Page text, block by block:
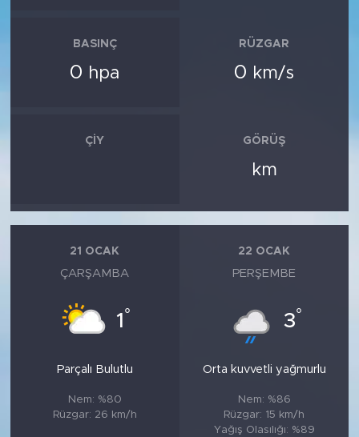
BASINÇ
0 hpa
RÜZGAR
0 km/s
ÇIY GÖRÜŞ
km
21 OCAK
ÇARŞAMBA
1 °
Parçalı Bulutlu
Nem: %80
Rüzgar: 26 km/h
22 OCAK
PERŞEMBE
3°
Orta kuvvetli yağmurlu
Nem: %86
Rüzgar: 15 km/h
Yağış Olasılığı: %89